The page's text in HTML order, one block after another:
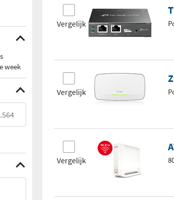
week
Vergelijk
Vergelijk
Vergelijk